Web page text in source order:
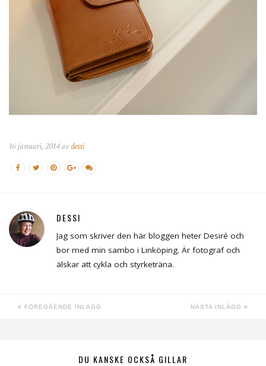
16 januari, 2014 avdessi
DESSI
Jag som skriver den här bloggen heter Desiré och
bor med min sambo i Linköping. Är fotograf och
älskar att cykla och styrketräna.
FÖREGÅENDE INLÄGG NÄSTA INLÄGG
DU KANSKE OCKSÅ GILLAR